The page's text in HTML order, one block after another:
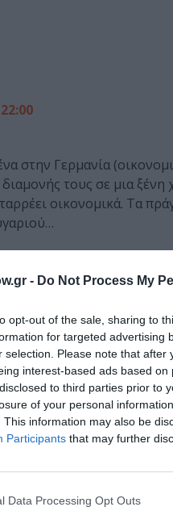
- Do Not Process My
opt-out of the sale, sharing to
for targeted advertising
selection. Please note that
interest-based ads based
to third parties prior to
of your personal
This information may also be
Participants that may further
Data Processing Opt Outs
στην Γερμανία
τους σε μια
οικονομικά. Τα
Ένωσης Δήμου Ωρωπού
Σελεπές
Γιώργος Σιαφάκας,